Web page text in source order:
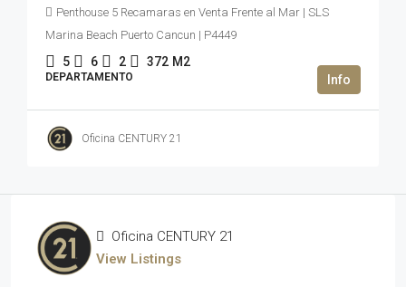
Penthouse 5 Recamaras en Venta Frente al Mar | SLS
Marina Beach Puerto Cancun | P4449
5 6 2 372 M2
DEPARTAMENTO
Oficina CENTURY 21
Oficina CENTURY 21
View Listings